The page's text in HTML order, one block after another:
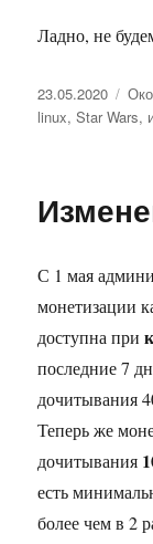
Ладно, не
Опубликовано
23.05.2020
linux,Star Wars,
С 1 мая
монетизации
доступна при
последние 7
дочитывания
Теперь же
дочитывания
есть
более чем в 2